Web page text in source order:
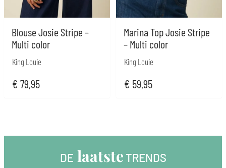
Blouse Josie Stripe –
Multi color
King Louie
€ 79,95
Marina Top Josie Stripe
– Multi color
King Louie
€ 59,95
DE laatste TRENDS